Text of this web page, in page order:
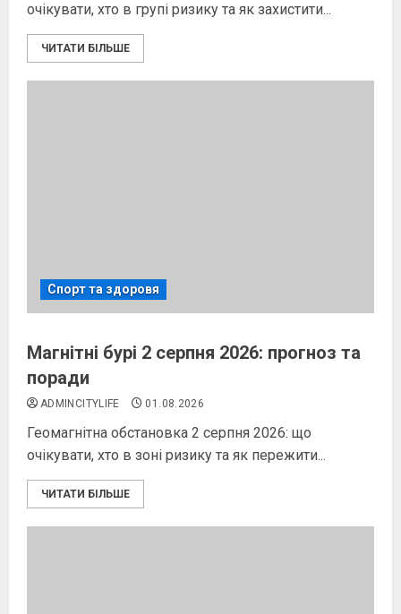
очікувати, хто в групі ризику та як захистити...
ЧИТАТИ БІЛЬШЕ
Спорт та здоровя
Магнітні бурі 2 серпня 2026: прогноз та
поради
ADMINCITYLIFE 01.08.2026
Геомагнітна обстановка 2 серпня 2026: що
очікувати, хто в зоні ризику та як пережити...
ЧИТАТИ БІЛЬШЕ